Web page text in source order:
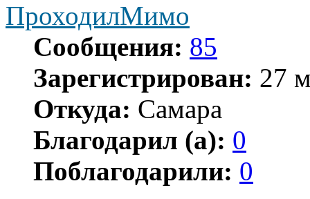
ПроходилМимо
Сообщения: 85
Зарегистрирован: 27
Откуда: Самара
Благодарил (а): 0
Поблагодарили: 0